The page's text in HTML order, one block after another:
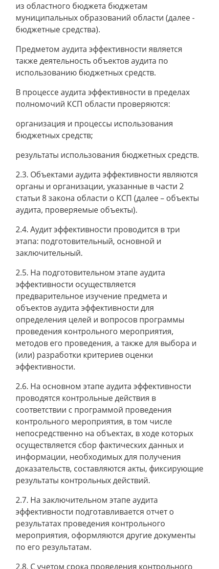
из областного бюджета бюджетам
муниципальных образований области (далее -
бюджетные средства).
Предметом аудита эффективности является
также деятельность объектов аудита по
использованию бюджетных средств.
В процессе аудита эффективности в пределах
полномочий КСП области проверяются:
организация и процессы использования
бюджетных средств;
результаты использования бюджетных средств.
2.3. Объектами аудита эффективности являются
органы и организации, указанные в части 2
статьи 8 закона области о КСП (далее – объекты
аудита, проверяемые объекты).
2.4. Аудит эффективности проводится в три
этапа: подготовительный, основной и
заключительный.
2.5. На подготовительном этапе аудита
эффективности осуществляется
предварительное изучение предмета и
объектов аудита эффективности для
определения целей и вопросов программы
проведения контрольного мероприятия,
методов его проведения, а также для выбора и
(или) разработки критериев оценки
эффективности.
2.6. На основном этапе аудита эффективности
проводятся контрольные действия в
соответствии с программой проведения
контрольного мероприятия, в том числе
непосредственно на объектах, в ходе которых
осуществляется сбор фактических данных и
информации, необходимых для получения
доказательств, составляются акты, фиксирующие
результаты контрольных действий.
2.7. На заключительном этапе аудита
эффективности подготавливается отчет о
результатах проведения контрольного
мероприятия, оформляются другие документы
по его результатам.
2.8. С учетом срока проведения контрольного